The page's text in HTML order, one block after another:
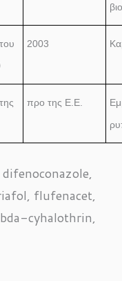
2003
προ της Ε.Ε.
flufenacet,
cyhalothrin,